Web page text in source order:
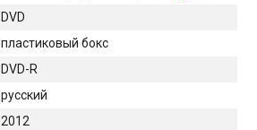
DVD
пластиковый бокс
DVD-R
русский
2012